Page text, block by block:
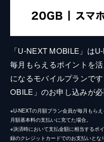
「U-NEXT MOBILE」は
毎月もらえるポイントを
になるモバイルプランで
OBILE」のお申し込みが必
※U-NEXTの月額プラン会員が毎月もら
月額基本料の支払いに充てた場合。
※決済時において支払金額に相当するポ
録のクレジットカードでのお支払いとな